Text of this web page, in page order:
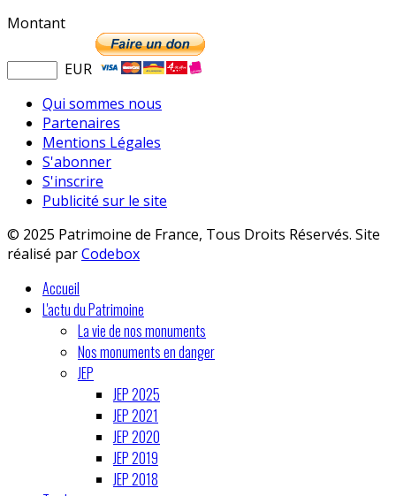
Montant
EUR
Qui sommes nous
Partenaires
Mentions Légales
S'abonner
S'inscrire
Publicité sur le site
© 2025 Patrimoine de France, Tous Droits Réservés. Site
réalisé parCodebox
Accueil
L'actu du Patrimoine
La vie de nos monuments
Nos monuments en danger
JEP
JEP 2025
JEP 2021
JEP 2020
JEP 2019
JEP 2018